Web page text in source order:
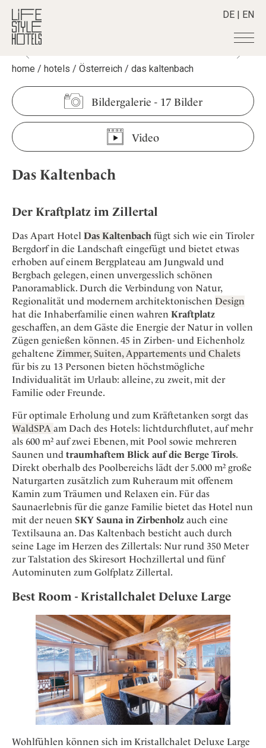
DE | EN
Hotels +
Alle Hotels
Alpine Lifestyle
Beach
City
Countryside
Destinationen +
Alle Destinationen
Belgien
Deutschland
Griechenland
Indonesien
Japan
Kroatien
Mexico
Niederlande
Österreich
Portugal
Schweden
Spanien
Schweiz
Stories +
Alle Stories
Aktiv & Wellness
Design & Architektur
Eat & Drink
Mindful Traveller
Osterkalender
Persönlichkeiten
Shop
Lifestylehotels BOOK
Gutschein/Voucher
Smart Traveller
Become a member
+
Member Benefits
Register your Hotel
About us +
Mission Statement
Our Story
Career
Kontakt
Impressum
Adventkalender
home / hotels / Österreich / das kaltenbach
Bildergalerie - 17 Bilder
Video
Das Kaltenbach
Der Kraftplatz im Zillertal
Das Apart Hotel Das Kaltenbach fügt sich wie ein Tiroler
Bergdorf in die Landschaft eingefügt und bietet etwas
erhoben auf einem Bergplateau am Jungwald und
Bergbach gelegen, einen unvergesslich schönen
Panoramablick. Durch die Verbindung von Natur,
Regionalität und modernem architektonischen Design
hat die Inhaberfamilie einen wahren Kraftplatz
geschaffen, an dem Gäste die Energie der Natur in vollen
Zügen genießen können. 45 in Zirben- und Eichenholz
gehaltene Zimmer, Suiten, Appartements und Chalets
für bis zu 13 Personen bieten höchstmögliche
Individualität im Urlaub: alleine, zu zweit, mit der
Familie oder Freunde.
Für optimale Erholung und zum Kräftetanken sorgt das
WaldSPA am Dach des Hotels: lichtdurchflutet, auf mehr
als 600 m² auf zwei Ebenen, mit Pool sowie mehreren
Saunen und traumhaftem Blick auf die Berge Tirols.
Direkt oberhalb des Poolbereichs lädt der 5.000 m² große
Naturgarten zusätzlich zum Ruheraum mit offenem
Kamin zum Träumen und Relaxen ein. Für das
Saunaerlebnis für die ganze Familie bietet das Hotel nun
mit der neuen SKY Sauna in Zirbenholz auch eine
Textilsauna an. Das Kaltenbach besticht auch durch
seine Lage im Herzen des Zillertals: Nur rund 350 Meter
zur Talstation des Skiresort Hochzillertal und fünf
Autominuten zum Golfplatz Zillertal.
Best Room - Kristallchalet Deluxe Large
Wohlfühlen können sich im Kristallchalet Deluxe Large